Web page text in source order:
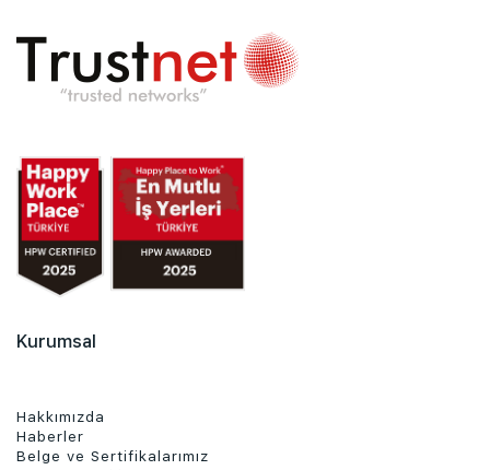
Kurumsal
Hakkımızda
Haberler
Belge ve Sertifikalarımız